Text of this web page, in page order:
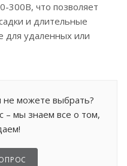
300В, что позволяет
и длительные
для удаленных или
не можете выбрать?
– мы знаем все о том,